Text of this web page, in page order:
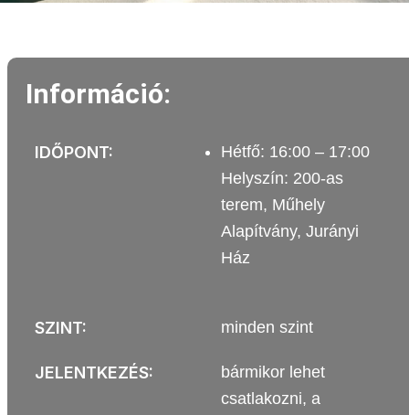
Információ:
IDŐPONT:
Hétfő: 16:00 – 17:00
Helyszín: 200-as
terem, Műhely
Alapítvány, Jurányi
Ház
SZINT: minden szint
JELENTKEZÉS:
bármikor lehet
csatlakozni, a